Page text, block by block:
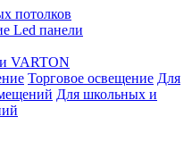
потолков
Led панели
VARTON
Торговое освещение Для
Для школьных и